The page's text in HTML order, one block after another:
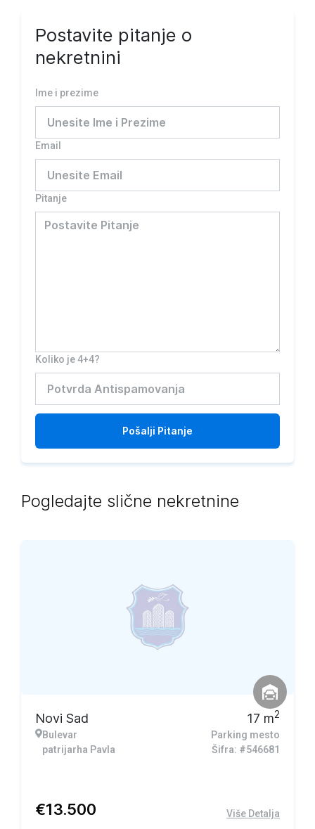
Postavite pitanje o
nekretnini
Ime i prezime
Email
Pitanje
Koliko je 4+4?
Pošalji Pitanje
Pogledajte slične nekretnine
Novi Sad
Bulevar
patrijarha Pavla
17 m2
Parking mesto
Šifra: #546681
€13.500 Više Detalja